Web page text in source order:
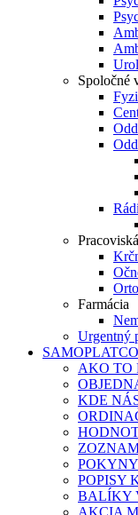
Spoločné
Farmácia
Urgentný
AKO TO
KDE
POPISY
BALÍKY
AKCIA